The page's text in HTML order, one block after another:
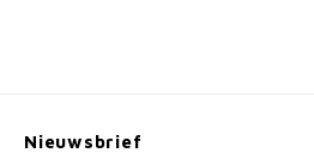
Nieuwsbrief